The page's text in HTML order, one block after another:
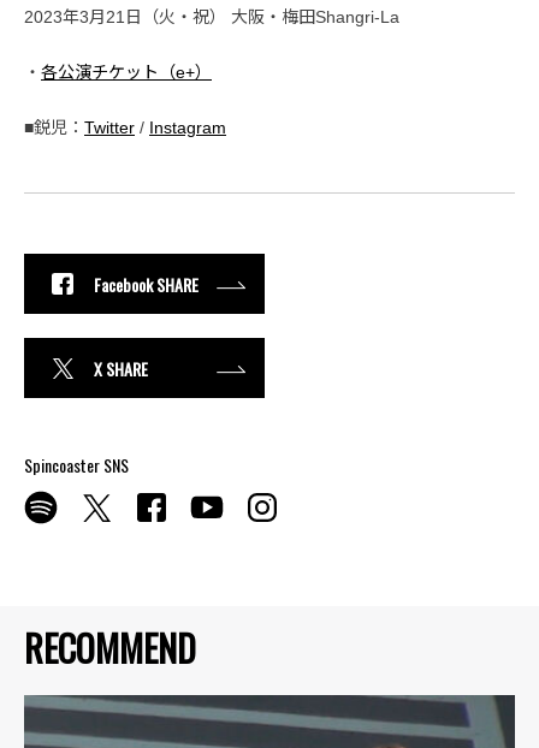
RECOMMEND
2023年3月21日（火・祝） 大阪・梅田Shangri-La
・ 各公演チケット（e+）
■鋭児： Twitter / Instagram
Facebook SHARE
X SHARE
Spincoaster SNS